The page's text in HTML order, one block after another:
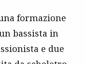
formazione
bassista in
e due